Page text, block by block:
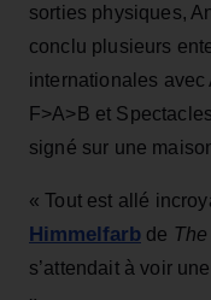
sorties physiques,
conclu plusieurs
internationales avec
F>A>B et
signé sur une
« Tout est allé
Himmelfarb de
s’attendait à voir